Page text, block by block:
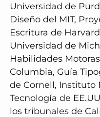
Universidad de
Diseño del MIT,
Escritura de
Universidad de
Habilidades
Columbia, Guía
de Cornell, Instituto
Tecnología de
los tribunales de